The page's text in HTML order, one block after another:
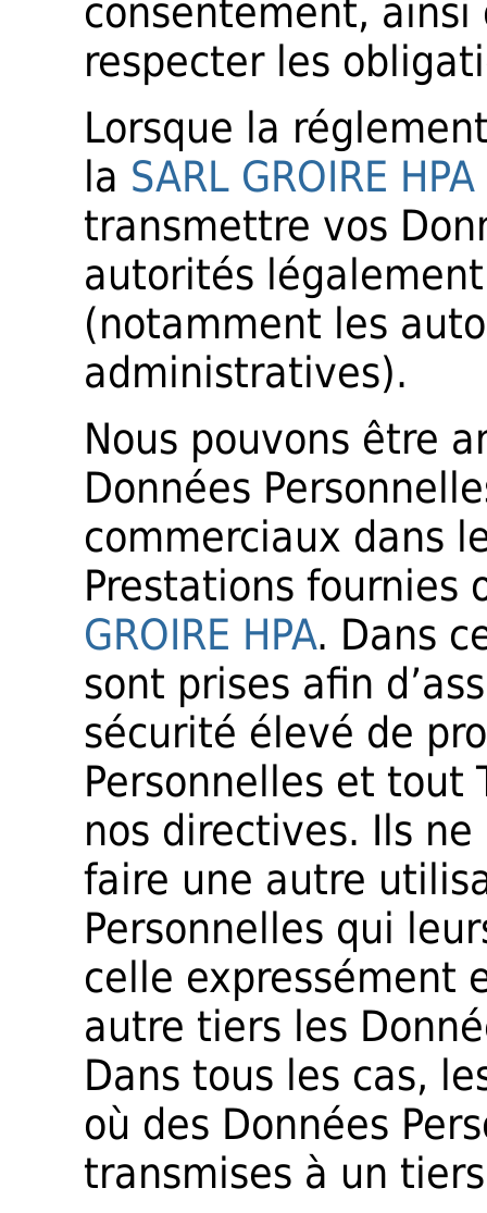
consentement,
respecter les
Lorsque la
la SARL GROIRE HPA
transmettre vos
autorités
(notamment les
administratives).
Nous pouvons être
Données
commerciaux dans
Prestations fournies
GROIRE HPA. Dans
sont prises afin
sécurité élevé de
Personnelles et tout
nos directives. Ils
faire une autre
Personnelles qui
celle expressément
autre tiers les
Dans tous les cas,
où des Données
transmises à un